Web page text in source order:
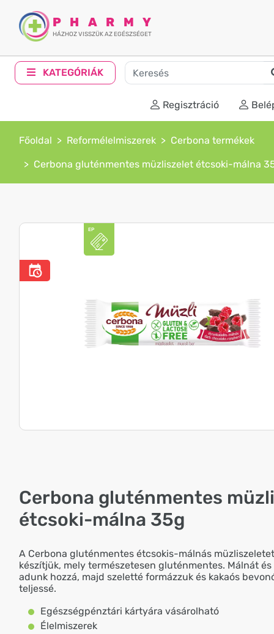
PHARMY
HÁZHOZ VISSZÜK AZ EGÉSZSÉGET
KATEGÓRIÁK
Regisztráció
Főoldal Reformélelmiszerek Cerbona termékek
Cerbona gluténmentes müzliszelet étcsoki-málna
Cerbona gluténmentes
étcsoki-málna 35g
A Cerbona gluténmentes étcsokis-málnás
készítjük, mely természetesen gluténmentes. Málnát
adunk hozzá, majd szeletté formázzuk és kakaós
teljessé.
Egészségpénztári kártyára vásárolható
Élelmiszerek